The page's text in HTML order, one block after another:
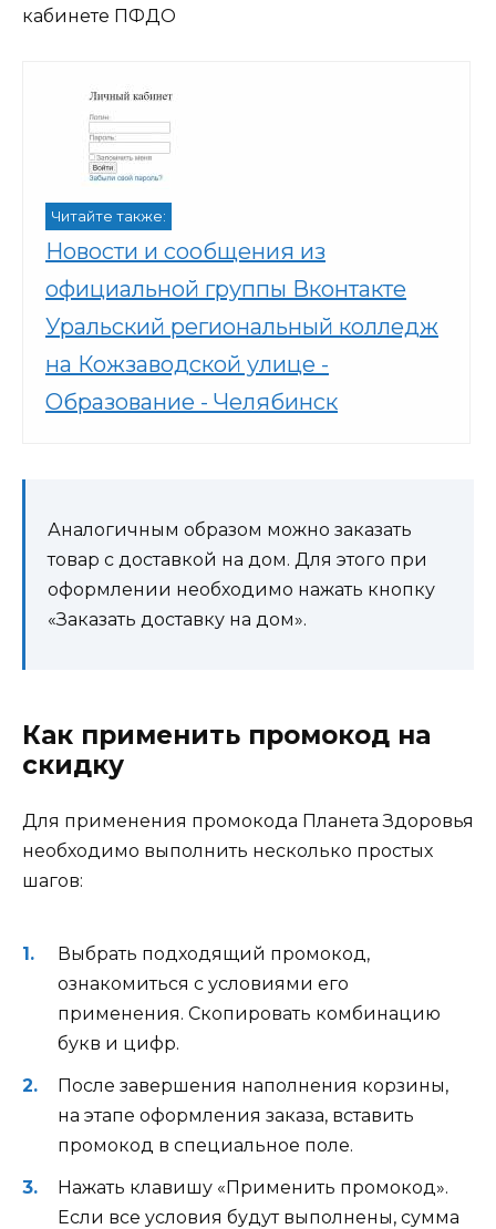
кабинете ПФДО
Читайте также:
Новости и сообщения из
официальной группы Вконтакте
Уральский региональный колледж
на Кожзаводской улице -
Образование - Челябинск
Аналогичным образом можно заказать
товар с доставкой на дом. Для этого при
оформлении необходимо нажать кнопку
«Заказать доставку на дом».
Как применить промокод на
скидку
Для применения промокода Планета Здоровья
необходимо выполнить несколько простых
шагов:
Выбрать подходящий промокод,
ознакомиться с условиями его
применения. Скопировать комбинацию
букв и цифр.
После завершения наполнения корзины,
на этапе оформления заказа, вставить
промокод в специальное поле.
Нажать клавишу «Применить промокод».
Если все условия будут выполнены, сумма